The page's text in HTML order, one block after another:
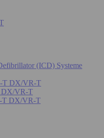
(ICD) Systeme
T DX/VR-T
DX/VR-T
T DX/VR-T